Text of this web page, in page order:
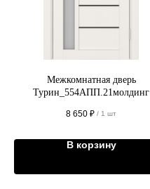
Межкомнатная дверь
Турин_554АПП.21молдинг
8 650 ₽ / 1 шт
В корзину